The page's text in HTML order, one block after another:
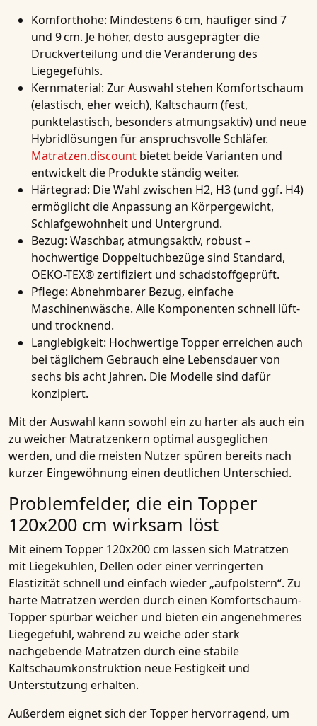
Komforthöhe: Mindestens 6 cm, häufiger sind 7
und 9 cm. Je höher, desto ausgeprägter die
Druckverteilung und die Veränderung des
Liegegefühls.
Kernmaterial: Zur Auswahl stehen Komfortschaum
(elastisch, eher weich), Kaltschaum (fest,
punktelastisch, besonders atmungsaktiv) und neue
Hybridlösungen für anspruchsvolle Schläfer.
Matratzen.discount bietet beide Varianten und
entwickelt die Produkte ständig weiter.
Härtegrad: Die Wahl zwischen H2, H3 (und ggf. H4)
ermöglicht die Anpassung an Körpergewicht,
Schlafgewohnheit und Untergrund.
Bezug: Waschbar, atmungsaktiv, robust –
hochwertige Doppeltuchbezüge sind Standard,
OEKO-TEX® zertifiziert und schadstoffgeprüft.
Pflege: Abnehmbarer Bezug, einfache
Maschinenwäsche. Alle Komponenten schnell lüft-
und trocknend.
Langlebigkeit: Hochwertige Topper erreichen auch
bei täglichem Gebrauch eine Lebensdauer von
sechs bis acht Jahren. Die Modelle sind dafür
konzipiert.
Mit der Auswahl kann sowohl ein zu harter als auch ein
zu weicher Matratzenkern optimal ausgeglichen
werden, und die meisten Nutzer spüren bereits nach
kurzer Eingewöhnung einen deutlichen Unterschied.
Problemfelder, die ein Topper
120x200 cm wirksam löst
Mit einem Topper 120x200 cm lassen sich Matratzen
mit Liegekuhlen, Dellen oder einer verringerten
Elastizität schnell und einfach wieder „aufpolstern“. Zu
harte Matratzen werden durch einen Komfortschaum-
Topper spürbar weicher und bieten ein angenehmeres
Liegegefühl, während zu weiche oder stark
nachgebende Matratzen durch eine stabile
Kaltschaumkonstruktion neue Festigkeit und
Unterstützung erhalten.
Außerdem eignet sich der Topper hervorragend, um